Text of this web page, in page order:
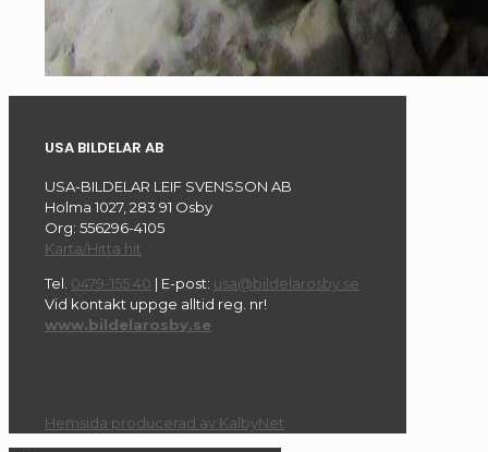
USA BILDELAR AB
USA-BILDELAR LEIF SVENSSON AB
Holma 1027, 283 91 Osby
Org: 556296-4105
Karta/Hitta hit
Tel. 0479-155 40 | E-post: usa@bildelarosby.se
Vid kontakt uppge alltid reg. nr!
www.bildelarosby.se
Hemsida producerad av KalbyNet